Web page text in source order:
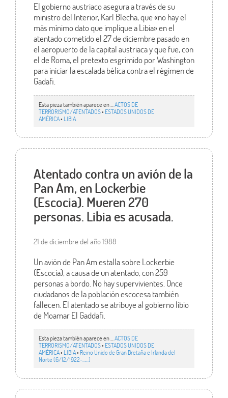
El gobierno austriaco asegura a través de su
ministro del Interior, Karl Blecha, que «no hay el
más mínimo dato que implique a Libia» en el
atentado cometido el 27 de diciembre pasado en
el aeropuerto de la capital austriaca y que fue, con
el de Roma, el pretexto esgrimido por Washington
para iniciar la escalada bélica contra el régimen de
Gadafi.
Esta pieza también aparece en ... ACTOS DE
TERRORISMO/ATENTADOS• ESTADOS UNIDOS DE
AMÉRICA• LIBIA
Atentado contra un avión de la
Pan Am, en Lockerbie
(Escocia). Mueren 270
personas. Libia es acusada.
21 de diciembre del año 1988
Un avión de Pan Am estalla sobre Lockerbie
(Escocia), a causa de un atentado, con 259
personas a bordo. No hay supervivientes. Once
ciudadanos de la población escocesa también
fallecen. El atentado se atribuye al gobierno libio
de Moamar El Gaddafi.
Esta pieza también aparece en ... ACTOS DE
TERRORISMO/ATENTADOS• ESTADOS UNIDOS DE
AMÉRICA• LIBIA• Reino Unido de Gran Bretaña e Irlanda del
Norte (6/12/1922-….. )